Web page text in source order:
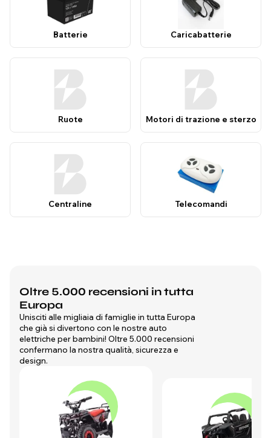
Batterie Caricabatterie
Ruote Motori di trazione e sterzo
Centraline Telecomandi
Oltre 5.000 recensioni in tutta
Europa
Unisciti alle migliaia di famiglie in tutta Europa
che già si divertono con le nostre auto
elettriche per bambini! Oltre 5.000 recensioni
confermano la nostra qualità, sicurezza e
design.